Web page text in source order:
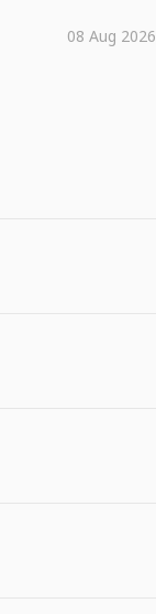
08 Aug 2026